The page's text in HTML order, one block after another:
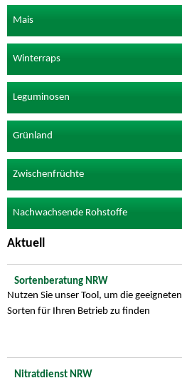
Mais
Winterraps
Leguminosen
Grünland
Zwischenfrüchte
Nachwachsende Rohstoffe
Aktuell
Sortenberatung NRW
Nutzen Sie unser Tool, um die geeigneten
Sorten für Ihren Betrieb zu finden
Nitratdienst NRW